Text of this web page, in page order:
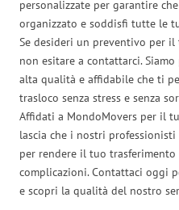
personalizzate per garantire
organizzato e soddisfi tutte le
Se desideri un preventivo per il
non esitare a contattarci.
alta qualità e affidabile che ti
trasloco senza stress e senza
Affidati a MondoMovers per il
lascia che i nostri
per rendere il tuo trasferimento
complicazioni. Contattaci oggi
e scopri la qualità del nostro